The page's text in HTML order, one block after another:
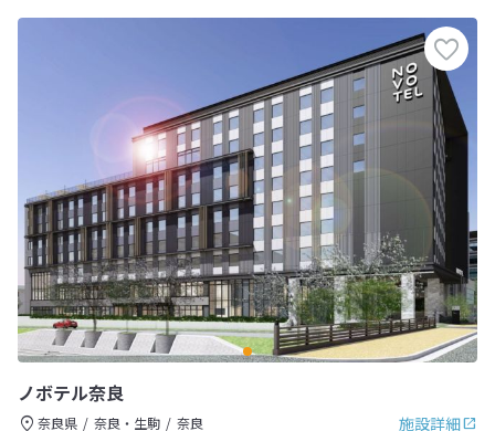
ノボテル奈良
施設詳細
奈良県 奈良・生駒
奈良